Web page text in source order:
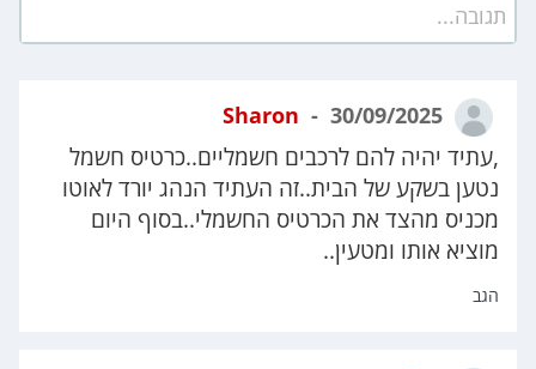
תגובה...
Sharon 30/09/2025
,עתיד יהיה להם לרכבים חשמליים..כרטיס חשמל
נטען בשקע של הבית..זה העתיד הנהג יורד לאוטו
מכניס מהצד את הכרטיס החשמלי..בסוף היום
מוציא אותו ומטעין..
הגב